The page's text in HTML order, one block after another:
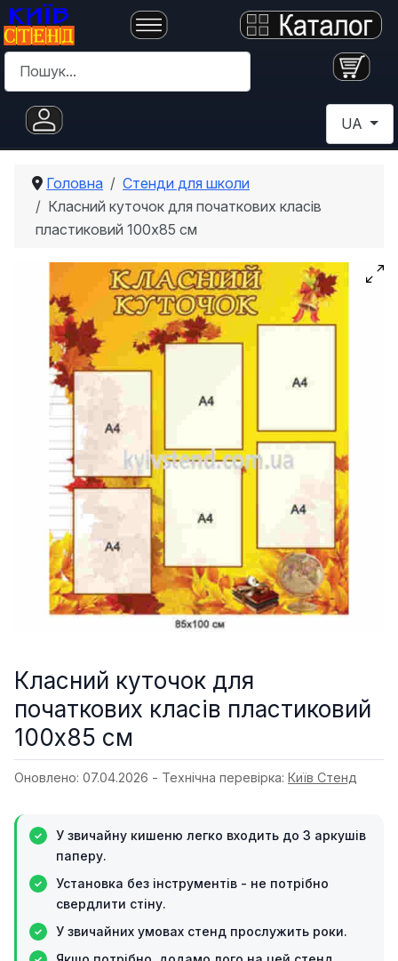
Пошук
Оберіть
UA
Головна
Стенди для школи
Класний куточок для початкових класів
пластиковий 100х85 см
Класний куточок для
початкових класів пластиковий
100х85 см
Оновлено: 07.04.2026 - Технічна перевірка: Київ Стенд
У звичайну кишеню легко входить до 3 аркушів
паперу.
Установка без інструментів - не потрібно
свердлити стіну.
У звичайних умовах стенд прослужить роки.